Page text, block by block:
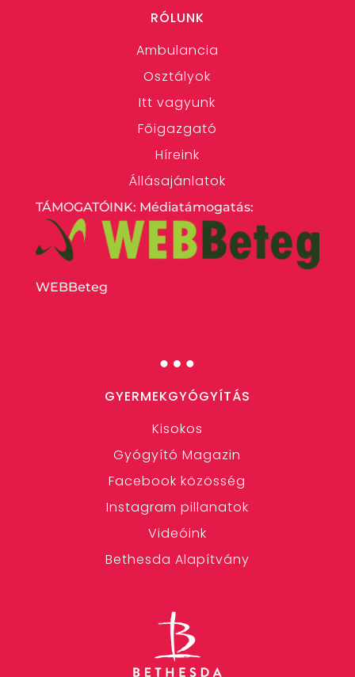
RÓLUNK
Ambulancia
Osztályok
Itt vagyunk
Főigazgató
Híreink
Állásajánlatok
TÁMOGATÓINK: Médiatámogatás:
WEBBeteg
…
GYERMEKGYÓGYÍTÁS
Kisokos
Gyógyító Magazin
Facebook közösség
Instagram pillanatok
Videóink
Bethesda Alapítvány